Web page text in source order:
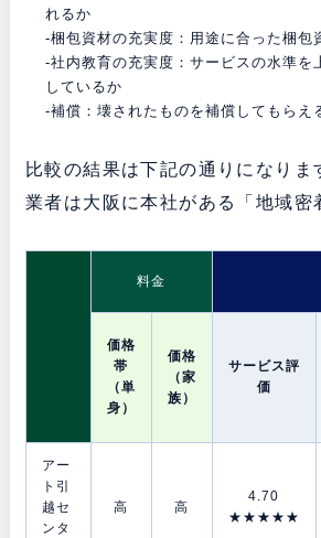
れるか
-梱包資材の充実度：用途に合った梱包
-社内教育の充実度：サービスの水準を
しているか
-補償：壊されたものを補償してもらえ
比較の結果は下記の通りになりま
業者は大阪に本社がある「地域密
料金
価格
帯
（単
身）
価格
（家
族）
サービス評
価
アー
ト引
越セ
ンタ
高 高
4.70
★★★★★